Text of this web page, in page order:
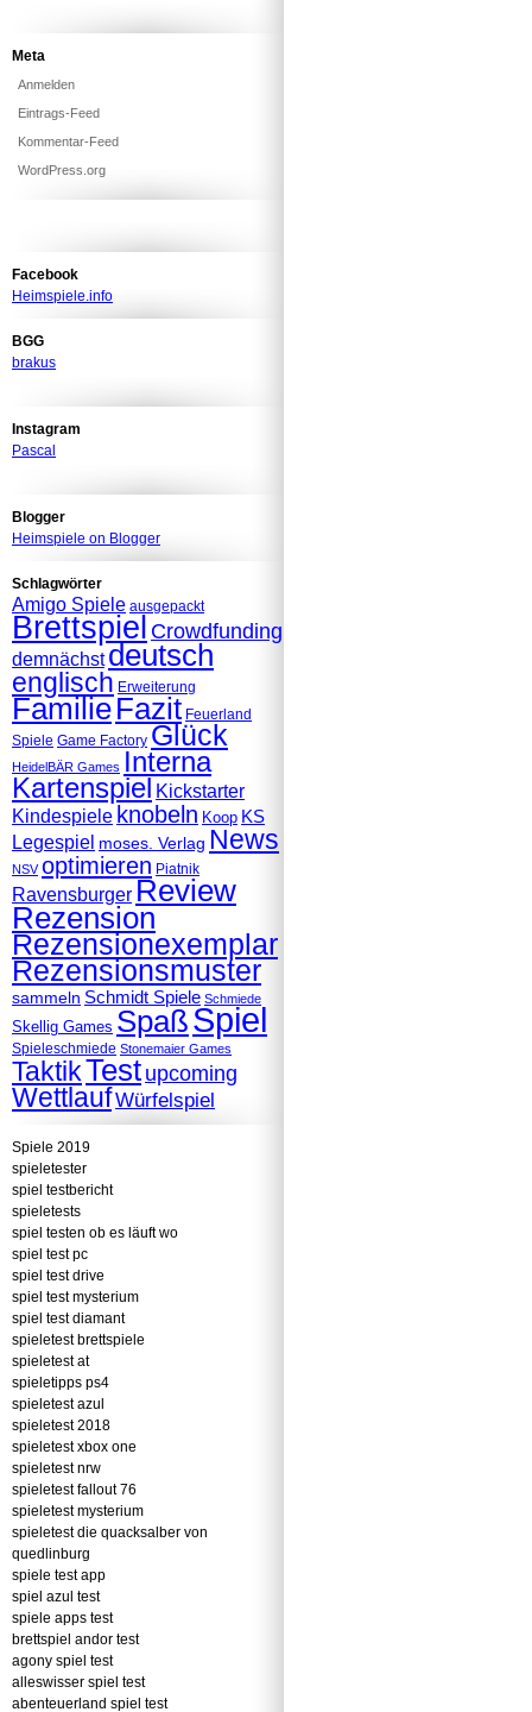
Meta
Anmelden
Eintrags-Feed
Kommentar-Feed
WordPress.org
Facebook
Heimspiele.info
BGG
brakus
Instagram
Pascal
Blogger
Heimspiele on Blogger
Schlagwörter
Amigo Spiele ausgepackt
Brettspiel Crowdfunding
demnächst deutsch
englisch Erweiterung
FamilieFazit Feuerland
Spiele Game Factory Glück
HeidelBÄR Games Interna
Kartenspiel Kickstarter
Kindespiele knobeln Koop KS
Legespiel moses. Verlag News
NSV optimieren Piatnik
RavensburgerReview
Rezension
Rezensionexemplar
Rezensionsmuster
sammeln Schmidt Spiele Schmiede
Skellig Games SpaßSpiel
Spieleschmiede Stonemaier Games
TaktikTest upcoming
WettlaufWürfelspiel
Spiele 2019
spieletester
spiel testbericht
spieletests
spiel testen ob es läuft wo
spiel test pc
spiel test drive
spiel test mysterium
spiel test diamant
spieletest brettspiele
spieletest at
spieletipps ps4
spieletest azul
spieletest 2018
spieletest xbox one
spieletest nrw
spieletest fallout 76
spieletest mysterium
spieletest die quacksalber von
quedlinburg
spiele test app
spiel azul test
spiele apps test
brettspiel andor test
agony spiel test
alleswisser spiel test
abenteuerland spiel test